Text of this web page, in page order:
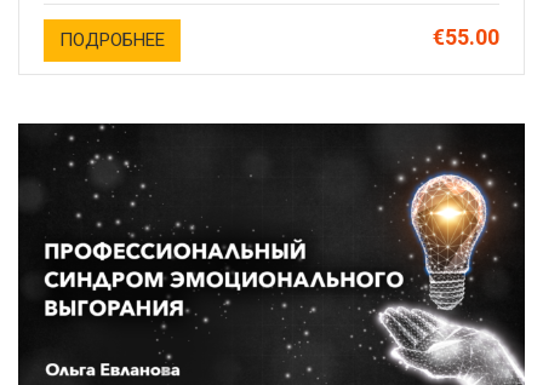
ПОДРОБНЕЕ €55.00